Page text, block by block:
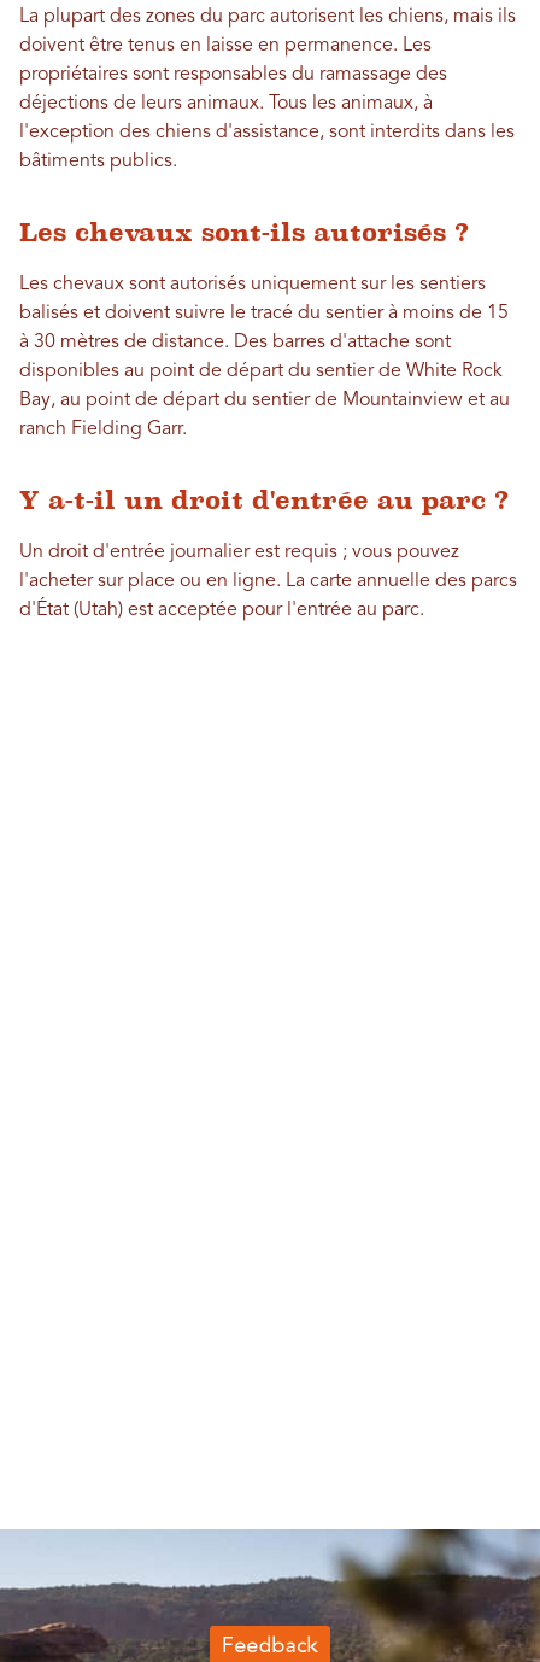
La plupart des zones du parc autorisent les chiens, mais ils
doivent être tenus en laisse en permanence. Les
propriétaires sont responsables du ramassage des
déjections de leurs animaux. Tous les animaux, à
l'exception des chiens d'assistance, sont interdits dans les
bâtiments publics.
Les chevaux sont-ils autorisés ?
Les chevaux sont autorisés uniquement sur les sentiers
balisés et doivent suivre le tracé du sentier à moins de 15
à 30 mètres de distance. Des barres d'attache sont
disponibles au point de départ du sentier de White Rock
Bay, au point de départ du sentier de Mountainview et au
ranch Fielding Garr.
Y a-t-il un droit d'entrée au parc ?
Un droit d'entrée journalier est requis ; vous pouvez
l'acheter sur place ou en ligne. La carte annuelle des parcs
d'État (Utah) est acceptée pour l'entrée au parc.